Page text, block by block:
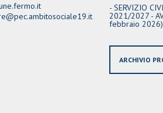
SERVIZIO
2021/2027 -
febbraio 2026)
ARCHIVIO